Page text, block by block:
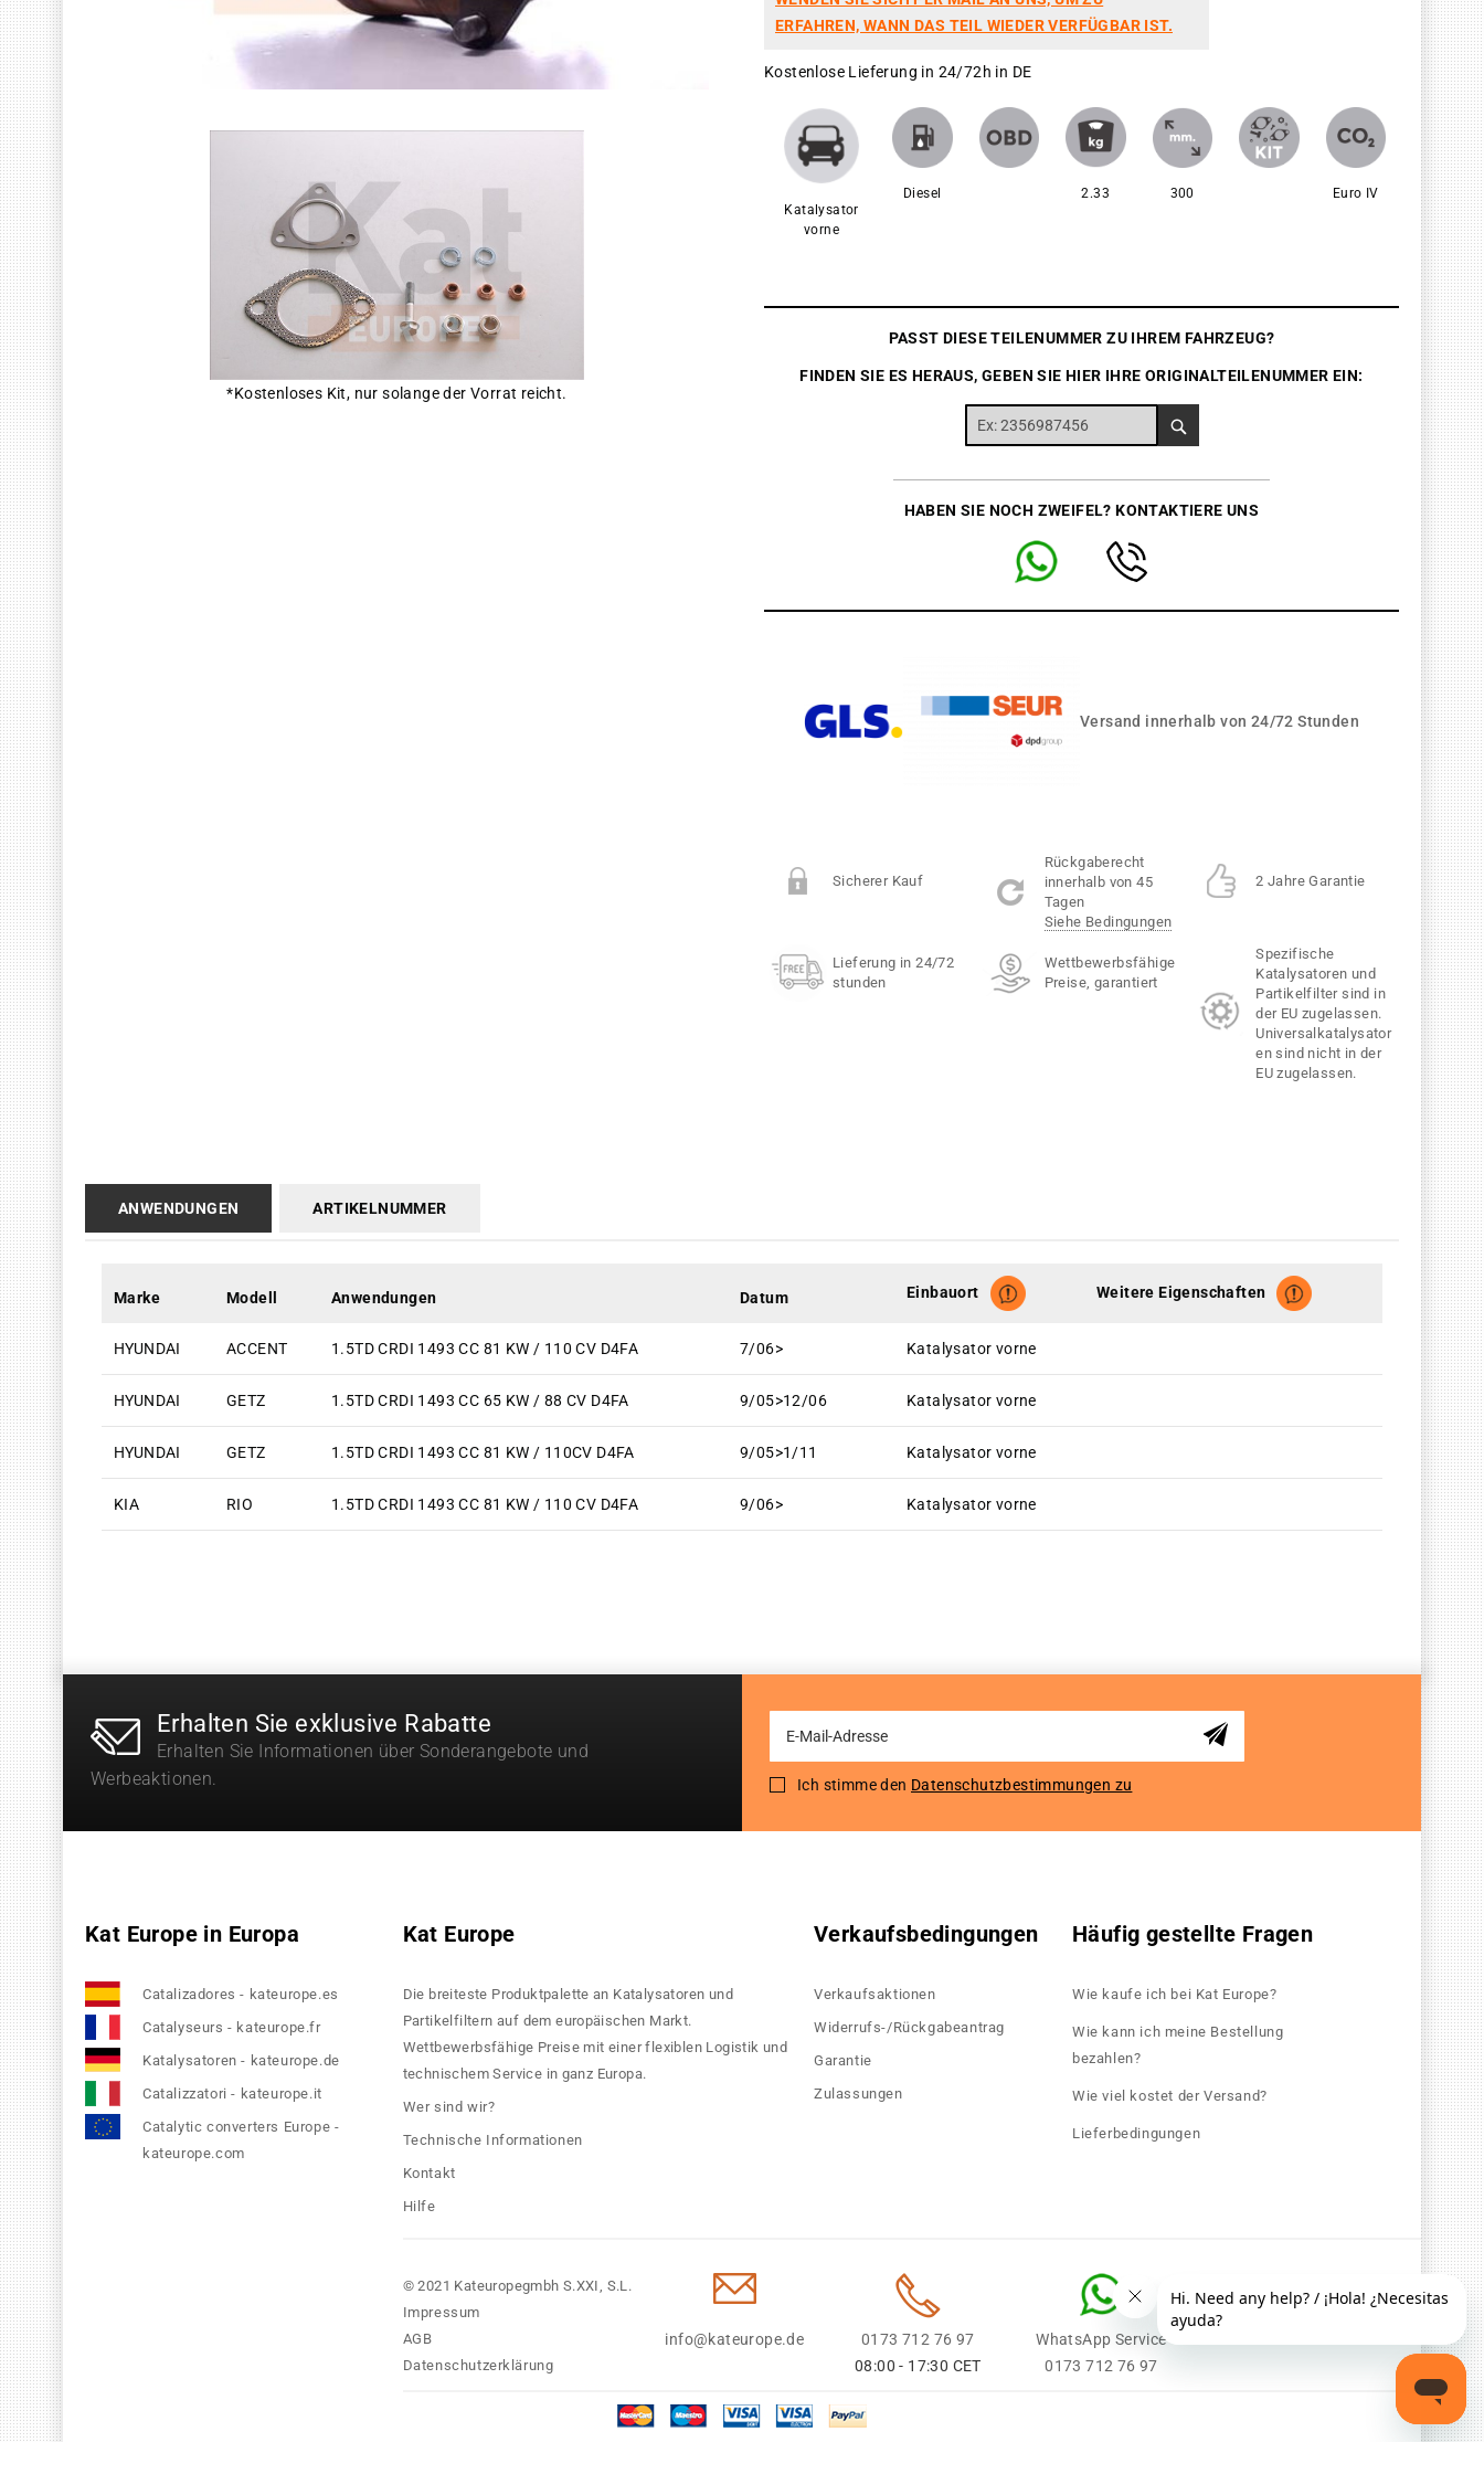
*Kostenloses Kit, nur solange der Vorrat reicht.
ERFAHREN, WANN DAS TEIL WIEDER VERFÜGBAR IST.
Kostenlose Lieferung in 24/72h in DE
Katalysator
vorne
Diesel 2.33 300 Euro IV
PASST DIESE TEILENUMMER ZU IHREM FAHRZEUG?
FINDEN SIE ES HERAUS, GEBEN SIE HIER IHRE ORIGINALTEILENUMMER EIN:
HABEN SIE NOCH ZWEIFEL? KONTAKTIERE UNS
Versand innerhalb von 24/72 Stunden
Sicherer Kauf
Rückgaberecht
innerhalb von 45
Tagen
Siehe Bedingungen
2 Jahre Garantie
Lieferung in 24/72
stunden
Wettbewerbsfähige
Preise, garantiert
Spezifische
Katalysatoren und
Partikelfilter sind in
der EU zugelassen.
Universalkatalysator
en sind nicht in der
EU zugelassen.
ANWENDUNGEN
Marke Modell Anwendungen Datum Einbauort Weitere Eigenschaften
HYUNDAI ACCENT 1.5TD CRDI 1493 CC 81 KW / 110 CV D4FA 7/06> Katalysator vorne
HYUNDAI GETZ 1.5TD CRDI 1493 CC 65 KW / 88 CV D4FA 9/05>12/06 Katalysator vorne
HYUNDAI GETZ 1.5TD CRDI 1493 CC 81 KW / 110CV D4FA 9/05>1/11 Katalysator vorne
KIA RIO 1.5TD CRDI 1493 CC 81 KW / 110 CV D4FA 9/06> Katalysator vorne
ARTIKELNUMMER
Erhalten Sie exklusive Rabatte
Erhalten Sie Informationen über Sonderangebote und
Werbeaktionen.
for
Newsletter:
Ich stimme den Datenschutzbestimmungen zu
Kat Europe in Europa
Catalizadores - kateurope.es
Catalyseurs - kateurope.fr
Katalysatoren - kateurope.de
Catalizzatori - kateurope.it
Catalytic converters Europe -
kateurope.com
Kat Europe
Die breiteste Produktpalette an Katalysatoren und
Partikelfiltern auf dem europäischen Markt.
Wettbewerbsfähige Preise mit einer flexiblen Logistik und
technischem Service in ganz Europa.
Wer sind wir?
Technische Informationen
Kontakt
Hilfe
Verkaufsbedingungen
Verkaufsaktionen
Widerrufs-/Rückgabeantrag
Garantie
Zulassungen
Häufig gestellte Fragen
Wie kaufe ich bei Kat Europe?
Wie kann ich meine Bestellung
bezahlen?
Wie viel kostet der Versand?
Lieferbedingungen
© 2021 Kateuropegmbh S.XXI, S.L.
Impressum
AGB
Datenschutzerklärung
info@kateurope.de
0173 712 76 97
08:00 - 17:30 CET
WhatsApp Service
0173 712 76 97